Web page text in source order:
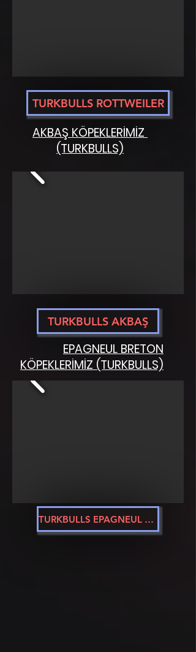
TURKBULLS ROTTWEILER
AKBAŞ KÖPEKLERİMİZ
(TURKBULLS)
TURKBULLS AKBAŞ
EPAGNEUL BRETON
KÖPEKLERİMİZ (TURKBULLS)
TURKBULLS EPAGNEUL BRETON